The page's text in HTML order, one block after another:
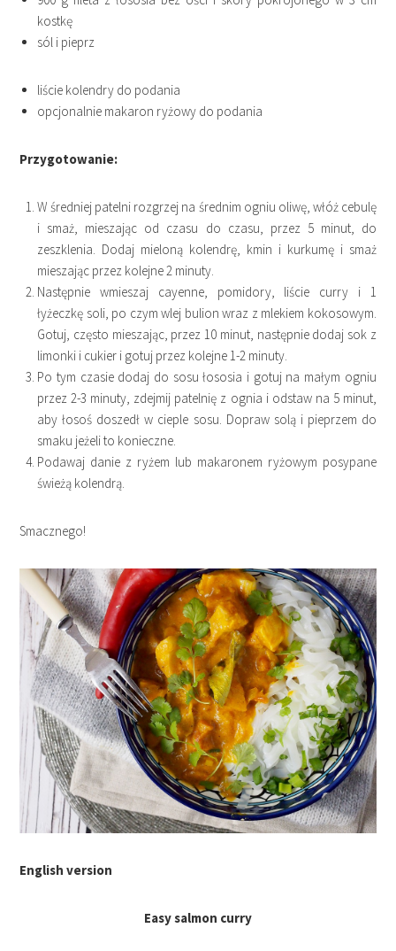
kostkę
sól i pieprz
liście kolendry do podania
opcjonalnie makaron ryżowy do podania
Przygotowanie:
W średniej patelni rozgrzej na średnim ogniu oliwę, włóż cebulę
i smaż, mieszając od czasu do czasu, przez 5 minut, do
zeszklenia. Dodaj mieloną kolendrę, kmin i kurkumę i smaż
mieszając przez kolejne 2 minuty.
Następnie wmieszaj cayenne, pomidory, liście curry i 1
łyżeczkę soli, po czym wlej bulion wraz z mlekiem kokosowym.
Gotuj, często mieszając, przez 10 minut, następnie dodaj sok z
limonki i cukier i gotuj przez kolejne 1-2 minuty.
Po tym czasie dodaj do sosu łososia i gotuj na małym ogniu
przez 2-3 minuty, zdejmij patelnię z ognia i odstaw na 5 minut,
aby łosoś doszedł w cieple sosu. Dopraw solą i pieprzem do
smaku jeżeli to konieczne.
Podawaj danie z ryżem lub makaronem ryżowym posypane
świeżą kolendrą.
Smacznego!
English version
Easy salmon curry